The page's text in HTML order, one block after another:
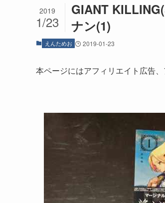
GIANT
ナン(1)
2019
1/23
えんためお 2019-01-23
本ページにはアフィリエイト広告